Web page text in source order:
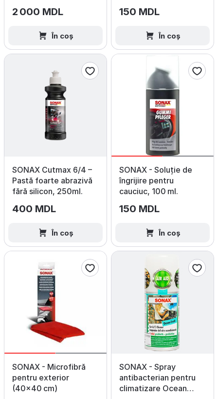
2 000 MDL
În coș
150 MDL
În coș
SONAX Cutmax 6/4 –
Pastă foarte abrazivă
fără silicon, 250ml.
400 MDL
În coș
SONAX - Soluție de
îngrijire pentru
cauciuc, 100 ml.
150 MDL
În coș
SONAX - Microfibră
pentru exterior
(40×40 cm)
SONAX - Spray
antibacterian pentru
climatizare Ocean